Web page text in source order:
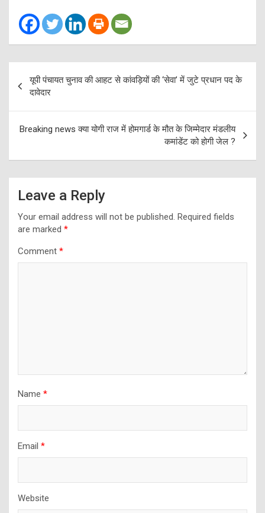
Post
navigation
यूपी पंचायत चुनाव की आहट से कांवड़ियों की ‘सेवा’ में जुटे प्रधान पद के
दावेदार
Breaking news क्या योगी राज में होमगार्ड के मौत के जिम्मेदार मंडलीय
कमांडेंट को होगी जेल ?
Leave a Reply
Your email address will not be published. Required fields
are marked *
Comment *
Name *
Email *
Website